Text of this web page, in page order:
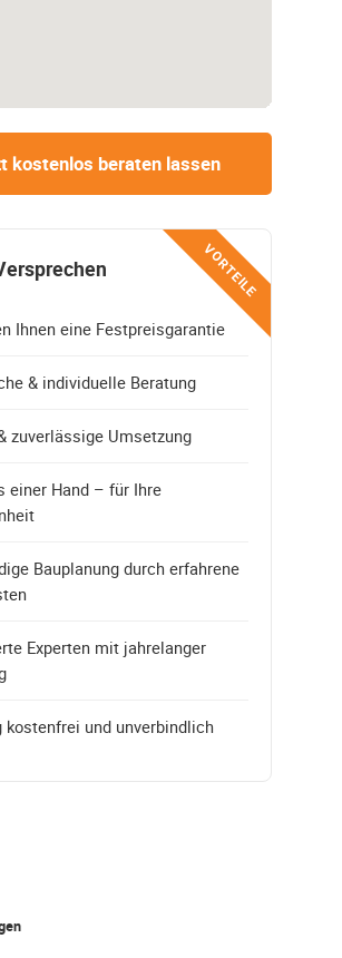
kostenlos beraten lassen
VORTEILE
Ihnen eine Festpreisgarantie
& individuelle Beratung
zuverlässige Umsetzung
einer Hand – für Ihre
Bauplanung durch erfahrene
Experten mit jahrelanger
kostenfrei und unverbindlich